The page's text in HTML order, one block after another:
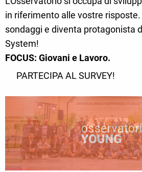
in riferimento alle vostre
sondaggi e diventa protagonista
System!
FOCUS: Giovani e Lavoro.
PARTECIPA AL SURVEY!